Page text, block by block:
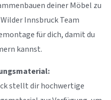
deiner Möbel zu
Innsbruck Team
für dich, damit du
kannst.
stellt dir hochwertige